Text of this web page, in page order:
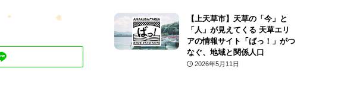
【上天草市】天草の「今」と
「人」が見えてくる 天草エリ
アの情報サイト「ばっ！」がつ
なぐ、地域と関係人口
2026年5月11日